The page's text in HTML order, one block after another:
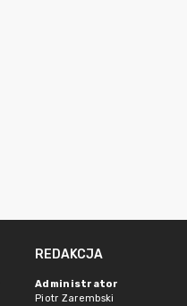
REDAKCJA
Administrator
Piotr Zarembski